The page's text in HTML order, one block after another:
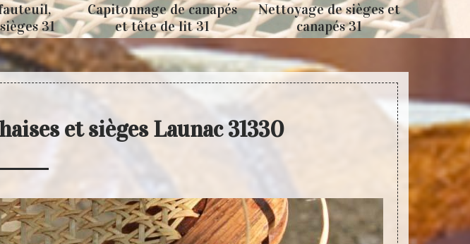
Capitonnage de canapés
et tête de lit 31
Nettoyage de sièges et
canapés 31
Tapissage
sièges 31
et sièges Launac 31330